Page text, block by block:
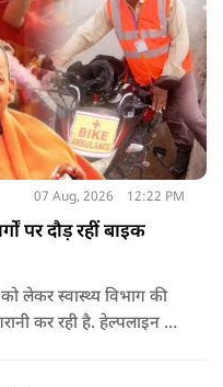
07 Aug, 2026 12:22 PM
पर दौड़ रहीं बाइक
लेकर स्वास्थ्य विभाग की
कर रही है. हेल्पलाइन पर